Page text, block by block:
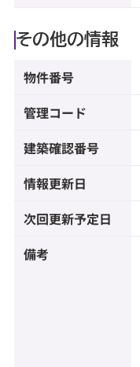
その他の情報
物件番号
管理コード
建築確認番号
情報更新日
次回更新予定日
備考